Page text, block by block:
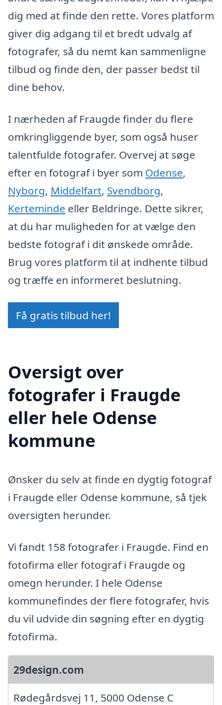
dig med at finde den rette. Vores platform
giver dig adgang til et bredt udvalg af
fotografer, så du nemt kan sammenligne
tilbud og finde den, der passer bedst til
dine behov.
I nærheden af Fraugde finder du flere
omkringliggende byer, som også huser
talentfulde fotografer. Overvej at søge
efter en fotograf i byer som Odense,
Nyborg, Middelfart, Svendborg,
Kerteminde eller Beldringe. Dette sikrer,
at du har muligheden for at vælge den
bedste fotograf i dit ønskede område.
Brug vores platform til at indhente tilbud
og træffe en informeret beslutning.
Få gratis tilbud her!
Oversigt over
fotografer i Fraugde
eller hele Odense
kommune
Ønsker du selv at finde en dygtig fotograf
i Fraugde eller Odense kommune, så tjek
oversigten herunder.
Vi fandt 158 fotografer i Fraugde. Find en
fotofirma eller fotograf i Fraugde og
omegn herunder. I hele Odense
kommunefindes der flere fotografer, hvis
du vil udvide din søgning efter en dygtig
fotofirma.
29design.com
Rødegårdsvej 11, 5000 Odense C